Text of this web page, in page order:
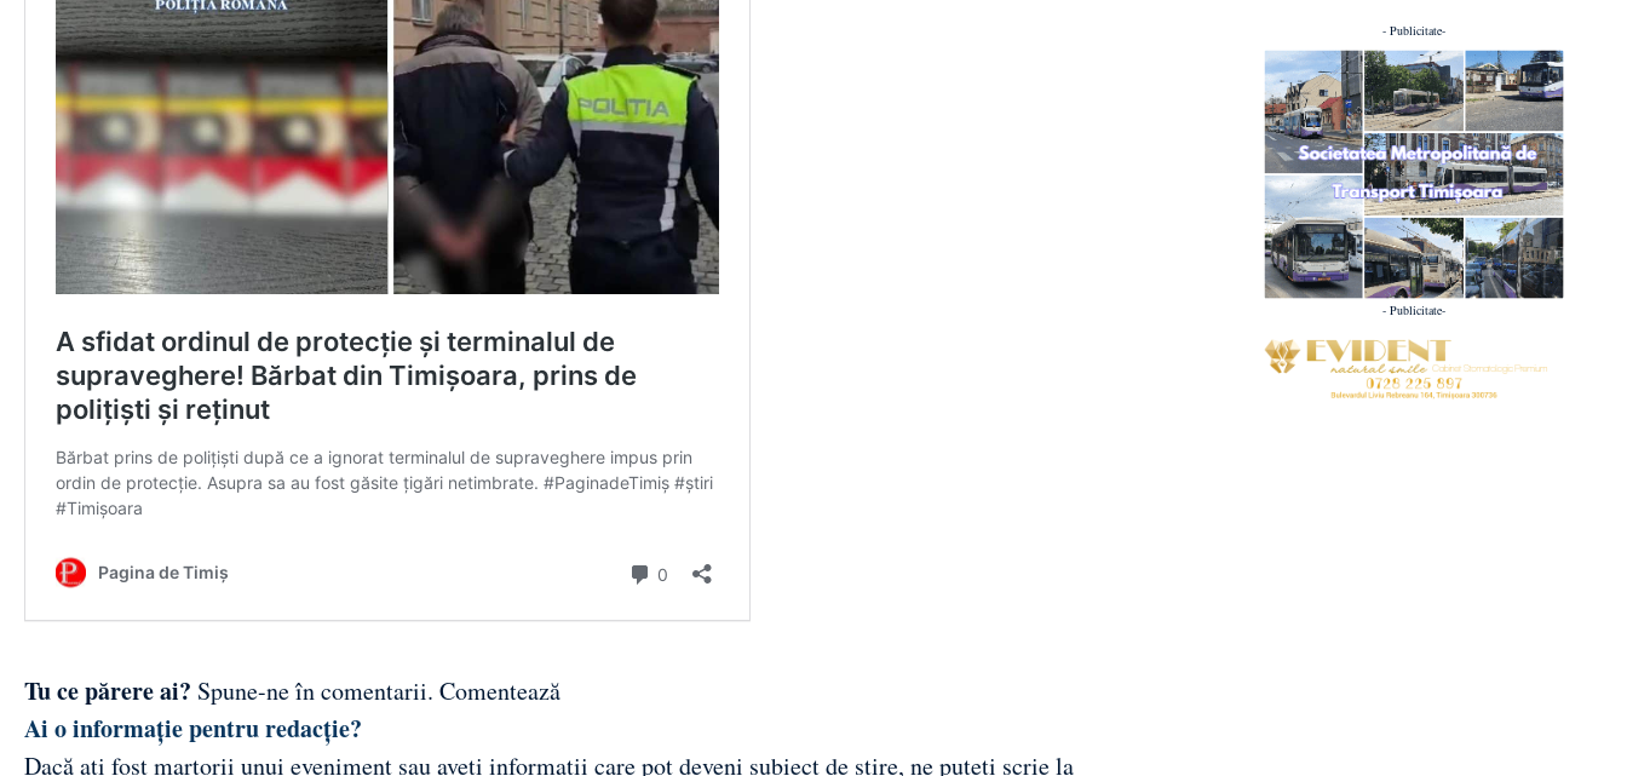
Tu ce părere ai? Spune-ne în comentarii. Comentează
Ai o informație pentru redacție?
Dacă ați fost martorii unui eveniment sau aveți informații care pot deveni subiect de știre, ne puteți scrie la
- Publicitate-
- Publicitate-